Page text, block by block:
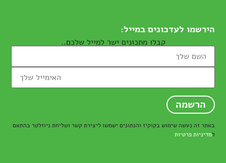
הירשמו לעדכונים במייל:
קבלו מתכונים ישר למייל שלכם..
באתר זה נעשה שימוש בקוקיז והנתונים ישמשו ליצירת קשר ושליחת ניוזלטר בהתאם
למדיניות פרטיות